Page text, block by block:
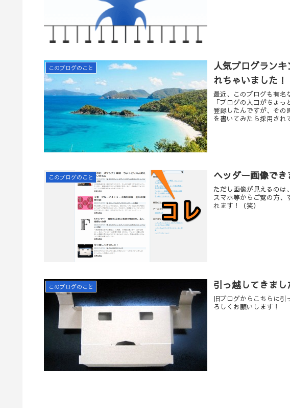
このブログのこと
人気ブログラン
れちゃいました！
最近、このブログも有名
「ブログの入口がちょ
登録したんですが、その
を書いてみたら採用され
このブログのこと ヘッダー画像でき
ただし画像が見えるのは
スマホ等からご覧の方
れます！（笑）
このブログのこと 引っ越してきまし
旧ブログからこちらに
ろしくお願いします！